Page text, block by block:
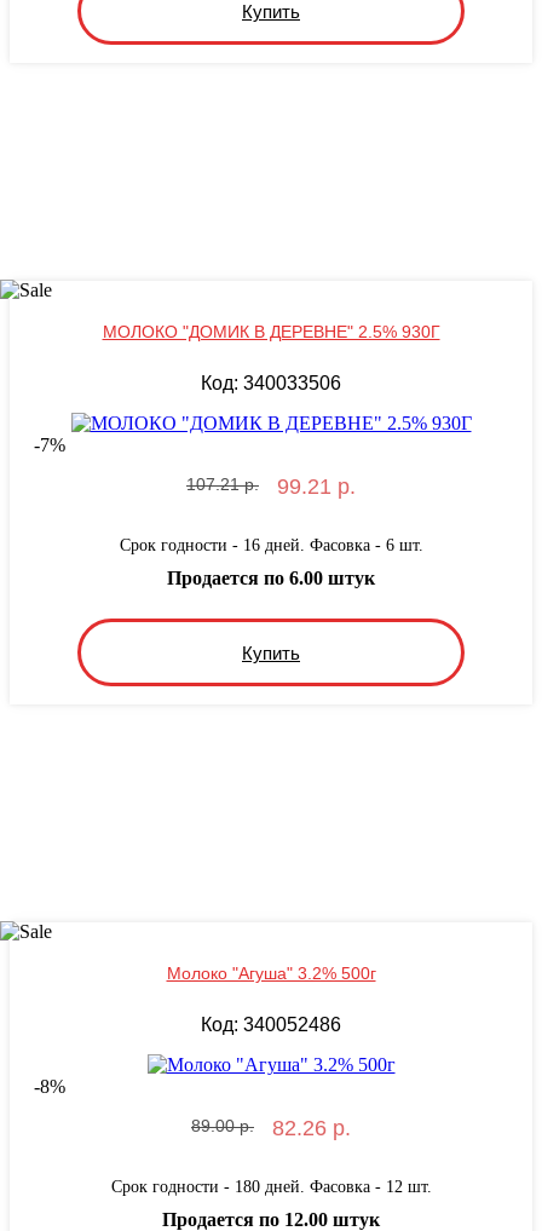
Купить
МОЛОКО "ДОМИК В ДЕРЕВНЕ" 2.5% 930Г
Код: 340033506
-7%
107.21 р. 99.21 р.
Срок годности - 16 дней. Фасовка - 6 шт.
Купить
Продается по 6.00 штук
Молоко "Агуша" 3.2% 500г
Код: 340052486
-8%
89.00 р. 82.26 р.
Срок годности - 180 дней. Фасовка - 12 шт.
Продается по 12.00 штук